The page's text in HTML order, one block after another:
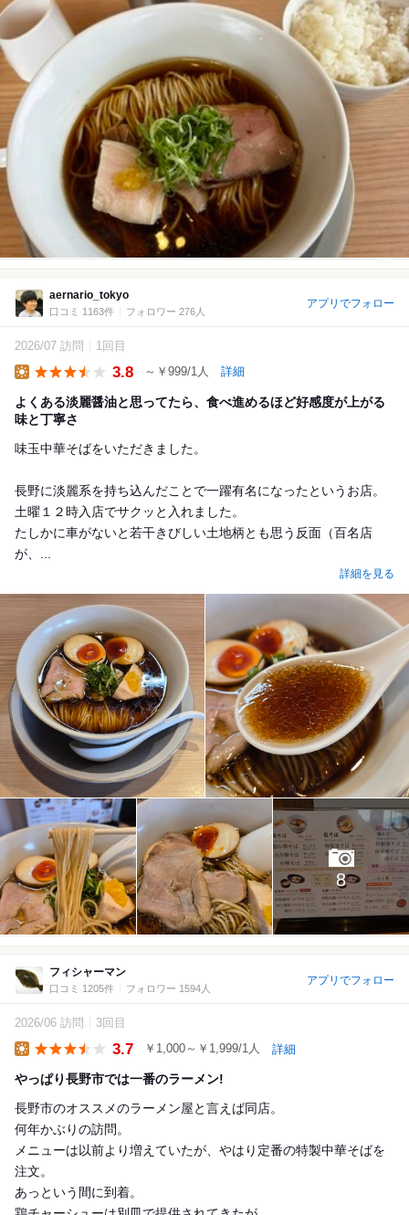
aernario_tokyo
口コミ 1163件 フォロワー 276人
アプリでフォロー
2026/07 訪問 1回目
3.8 ～￥999/1人 詳細
よくある淡麗醤油と思ってたら、食べ進めるほど好感度が上がる
味と丁寧さ
味玉中華そばをいただきました。
長野に淡麗系を持ち込んだことで一躍有名になったというお店。
土曜１２時入店でサクッと入れました。
たしかに車がないと若干きびしい土地柄とも思う反面（百名店
が、...
詳細を見る
8
フィシャーマン
口コミ 1205件 フォロワー 1594人
アプリでフォロー
2026/06 訪問 3回目
3.7 ￥1,000～￥1,999/1人 詳細
やっぱり長野市では一番のラーメン!
長野市のオススメのラーメン屋と言えば同店。
何年かぶりの訪問。
メニューは以前より増えていたが、やはり定番の特製中華そばを
注文。
あっという間に到着。